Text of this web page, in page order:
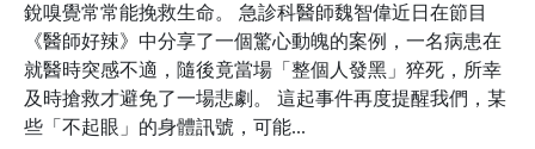
銳嗅覺常常能挽救生命。 急診科醫師魏智偉近日在節目
《醫師好辣》中分享了一個驚心動魄的案例，一名病患在
就醫時突感不適，隨後竟當場「整個人發黑」猝死，所幸
及時搶救才避免了一場悲劇。 這起事件再度提醒我們，某
些「不起眼」的身體訊號，可能...